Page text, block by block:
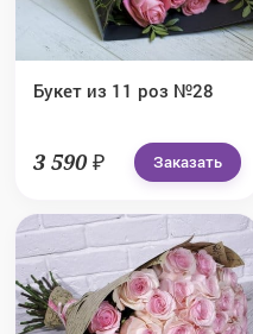
Букет из 11 роз №28
3 590 ₽ Заказать